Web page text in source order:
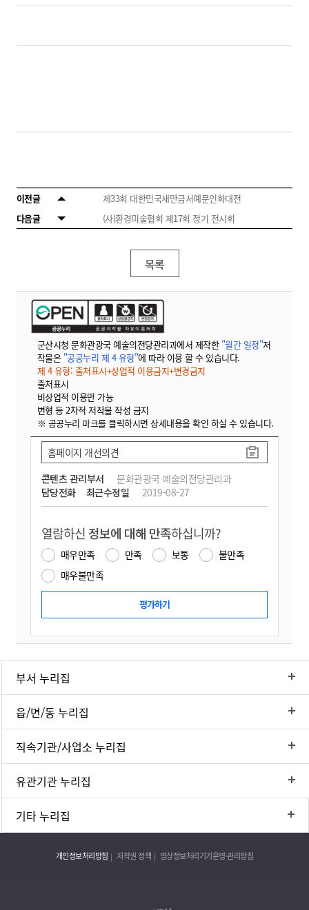
이전글
제33회 대한민국새만금서예문인화대전
다음글
(사)환경미술협회 제17회 정기 전시회
목록
군산시청 문화관광국 예술의전당관리과에서 제작한 "월간 일정"저
작물은 "공공누리 제 4 유형"에 따라 이용 할 수 있습니다.
제 4 유형: 출처표시+상업적 이용금지+변경금지
출처표시
비상업적 이용만 가능
변형 등 2차적 저작물 작성 금지
※ 공공누리 마크를 클릭하시면 상세내용을 확인 하실 수 있습니다.
콘텐츠 관리부서
문화관광국 예술의전당관리과
담당전화
최근수정일 2019-08-27
홈페이지 개선의견
열람하신 정보에 대해 만족하십니까?
매우만족 만족 보통
불만족
매우불만족
부서 누리집
읍/면/동 누리집
직속기관/사업소 누리집
유관기관 누리집
기타 누리집
개인정보처리방침 저작권 정책 영상정보처리기기운영·관리방침